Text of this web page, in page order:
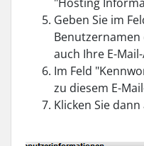
Geben Sie im
Benutzernamen
auch Ihre E-
Im Feld
zu diesem E-
Klicken Sie